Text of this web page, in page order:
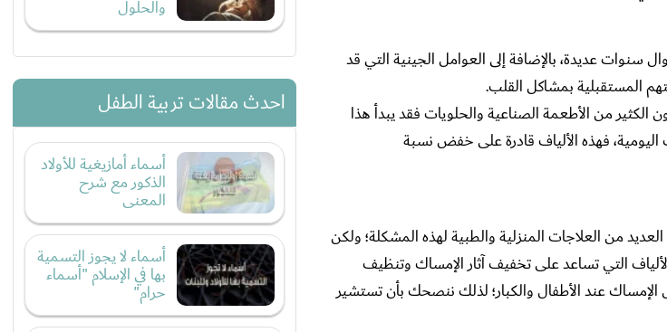
عديدة، بالإضافة إلى العوامل الجينية التي قد
المستقبلية بمشاكل القلب.
الكثير من الأطعمة الصناعية والحلويات فقد يبدأ هذا
فهذه الألياف قادرة على خفض نسبة
من العلاجات المنزلية والطبية لهذه المشكلة؛ ولكن
التي تساعد على تخفيف آثار الإمساك وتنظيف
عند الأطفال والكبار؛ لذلك ننصحك بأن تستشير
والحلول
احدث مقالات تربية الطفل
أسماء أمازيغية للأولاد
الذكور مع شرح
المعنى
أسماء لا يجوز التسمية
بها في الإسلام "أسماء
حرام"